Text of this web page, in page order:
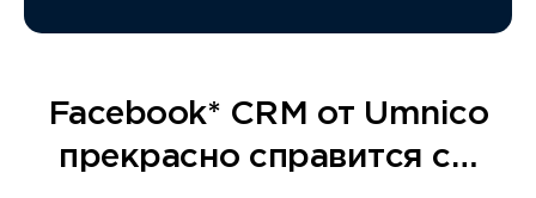
Facebook* CRM от Umnico
прекрасно справится с…